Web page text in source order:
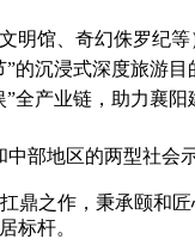
馆、奇幻侏罗纪等
沉浸式深度旅游
产业链，助力襄阳
部地区的两型社会
之作，秉承颐和
标杆。